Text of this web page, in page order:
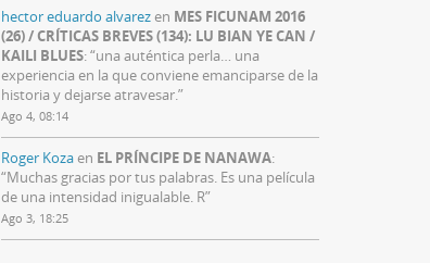
hector eduardo alvarezen MES FICUNAM 2016
(26) / CRÍTICAS BREVES (134): LU BIAN YE CAN /
KAILI BLUES: “una auténtica perla… una
experiencia en la que conviene emanciparse de la
historia y dejarse atravesar.”
Ago 4, 08:14
Roger Kozaen EL PRÍNCIPE DE NANAWA:
“Muchas gracias por tus palabras. Es una película
de una intensidad inigualable. R”
Ago 3, 18:25